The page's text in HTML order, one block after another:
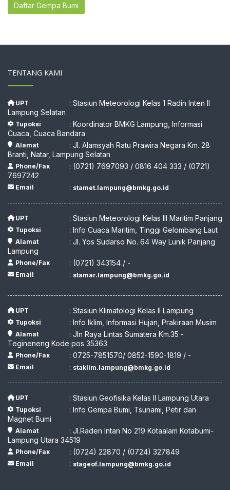
Daftar Gempa Bumi
TENTANG KAMI
UPT
: Stasiun Meteorologi Kelas 1 Radin Inten II
Lampung Selatan
Tupoksi
: Koordinator BMKG Lampung, Informasi
Cuaca, Cuaca Bandara
Alamat
: Jl. Alamsyah Ratu Prawira Negara Km. 28
Branti, Natar, Lampung Selatan
Phone/Fax
: (0721) 7697093 / 0816 404 333 / (0721)
7697242
Email : stamet.lampung@bmkg.go.id
UPT : Stasiun Meteorologi Kelas III Maritim Panjang
Tupoksi : Info Cuaca Maritim, Tinggi Gelombang Laut
Alamat
: Jl. Yos Sudarso No. 64 Way Lunik Panjang
Lampung
Phone/Fax : (0721) 343154 / -
Email : stamar.lampung@bmkg.go.id
UPT : Stasiun Klimatologi Kelas II Lampung
Tupoksi : Info Iklim, Informasi Hujan, Prakiraan Musim
Alamat
: Jln Raya Lintas Sumatera Km.35 -
Tegineneng Kode pos 35363
Phone/Fax : 0725-7851570/ 0852-1590-1819 / -
Email : staklim.lampung@bmkg.go.id
UPT : Stasiun Geofisika Kelas II Lampung Utara
Tupoksi
: Info Gempa Bumi, Tsunami, Petir dan
Magnet Bumi
Alamat
: Jl.Raden Intan No 219 Kotaalam Kotabumi-
Lampung Utara 34519
Phone/Fax : (0724) 22870 / (0724) 327849
Email : stageof.lampung@bmkg.go.id